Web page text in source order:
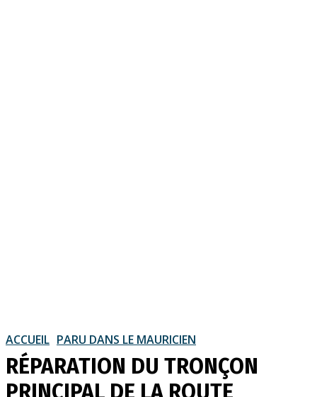
ACCUEIL PARU DANS LE MAURICIEN
RÉPARATION DU TRONÇON
PRINCIPAL DE LA ROUTE